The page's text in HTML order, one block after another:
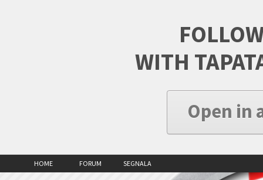
WITH
Open in
HOME FORUM SEGNALA